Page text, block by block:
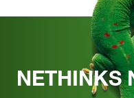
NETHINKS